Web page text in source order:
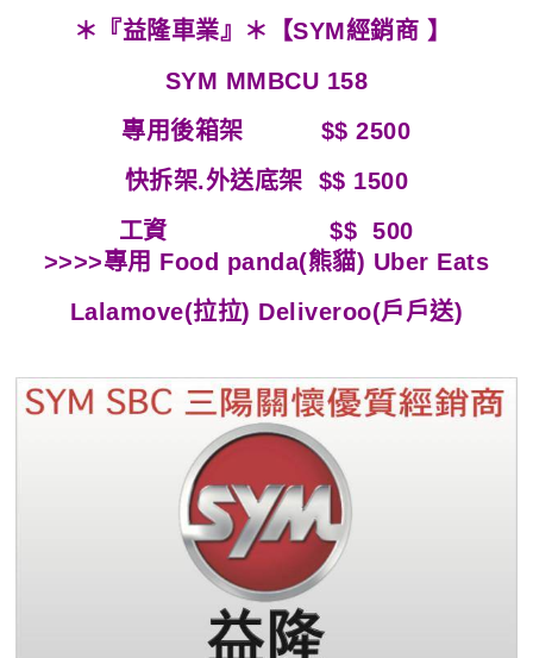
＊『益隆車業』＊【SYM經銷商 】
SYM MMBCU 158
專用後箱架 $$2500
快拆架.外送底架 $$ 1500
工資 $$ 500
>>>>專用 Food panda(熊貓) Uber Eats
Lalamove(拉拉) Deliveroo(戶戶送)